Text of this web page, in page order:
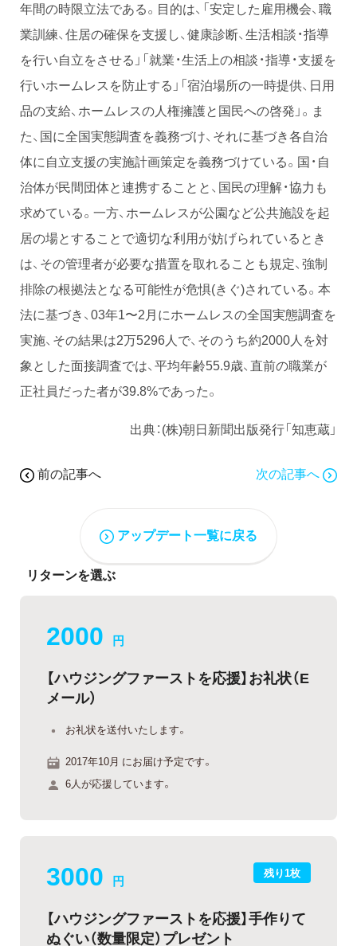
年間の時限立法である。目的は、「安定した雇用機会、職
業訓練、住居の確保を支援し、健康診断、生活相談・指導
を行い自立をさせる」「就業・生活上の相談・指導・支援を
行いホームレスを防止する」「宿泊場所の一時提供、日用
品の支給、ホームレスの人権擁護と国民への啓発」。ま
た、国に全国実態調査を義務づけ、それに基づき各自治
体に自立支援の実施計画策定を義務づけている。国・自
治体が民間団体と連携することと、国民の理解・協力も
求めている。一方、ホームレスが公園など公共施設を起
居の場とすることで適切な利用が妨げられているとき
は、その管理者が必要な措置を取れることも規定、強制
排除の根拠法となる可能性が危惧(きぐ)されている。本
法に基づき、03年1〜2月にホームレスの全国実態調査を
実施、その結果は2万5296人で、そのうち約2000人を対
象とした面接調査では、平均年齢55.9歳、直前の職業が
正社員だった者が39.8%であった。
出典：(株)朝日新聞出版発行「知恵蔵」
前の記事へ 次の記事へ
アップデート一覧に戻る
リターンを選ぶ
2000 円
【ハウジングファーストを応援】お礼状（E
メール）
お礼状を送付いたします。
2017年10月 にお届け予定です。
6人が応援しています。
残り1枚
3000 円
【ハウジングファーストを応援】手作りて
ぬぐい（数量限定）プレゼント